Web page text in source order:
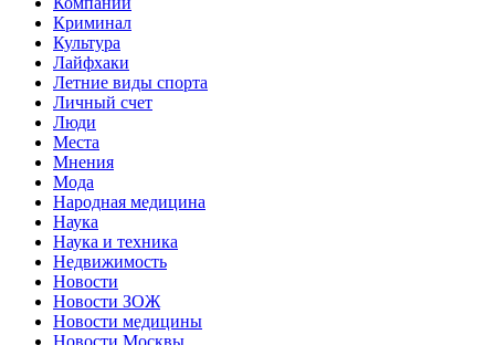
Криминал
Культура
Лайфхаки
Летние виды спорта
Личный счет
Люди
Места
Мнения
Мода
Народная медицина
Наука
Наука и техника
Недвижимость
Новости
Новости ЗОЖ
Новости медицины
Новости Москвы